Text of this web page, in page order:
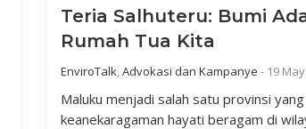
Teria Salhuteru: Bumi
Rumah Tua Kita
EnviroTalk,Advokasi dan Kampanye - 19
Maluku menjadi salah satu provinsi
keanekaragaman hayati beragam di